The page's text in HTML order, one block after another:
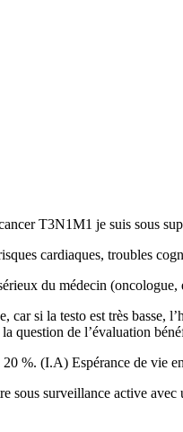
T3N1M1 je suis sous
cardiaques, troubles
du médecin
car si la testo est très basse,
question de l’évaluation
20 %. (I.A) Espérance de vie
sous surveillance active